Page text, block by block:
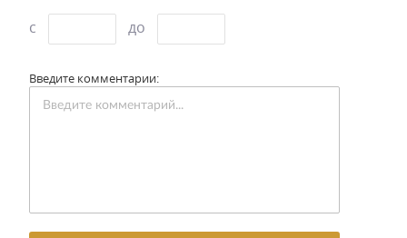
c до
Введите комментарии: